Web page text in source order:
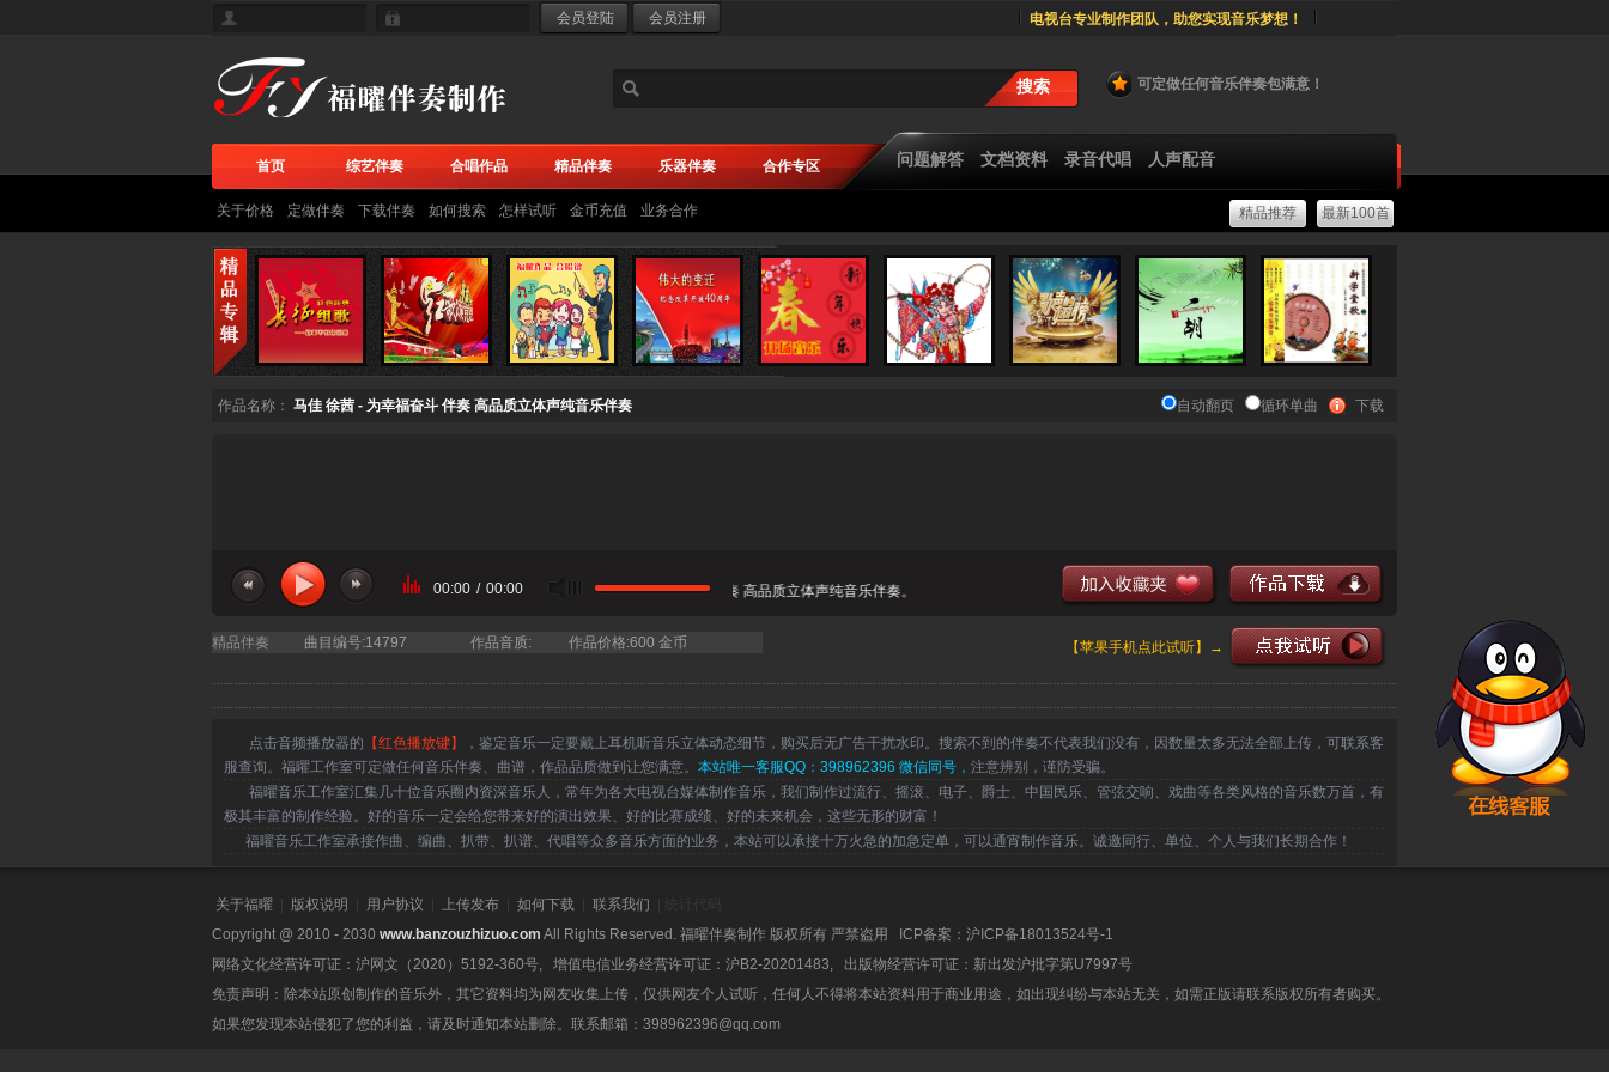
电视台专业制作团队，助您实现音乐梦想！
可定做任何音乐伴奏包满意！
首页 综艺伴奏 合唱作品 精品伴奏 乐器伴奏 合作专区 问题解答 文档资料 录音代唱 人声配音
精品推荐 最新100首
关于价格 定做伴奏 下载伴奏 如何搜索 怎样试听 金币充值 业务合作
自动翻页 循环单曲 下载
作品名称： 马佳 徐茜 - 为幸福奋斗 伴奏 高品质立体声纯音乐伴奏
当前曲目：马佳 徐茜 - 为幸福奋斗 伴奏 高品质立体声纯音乐伴奏。
00:00 / 00:00
精品伴奏 曲目编号:14797 作品音质: 作品价格:600 金币 【苹果手机点此试听】→
点击音频播放器的 【红色播放键】
，鉴定音乐一定要戴上耳机听音乐立体动态细节，购买后无广告干扰水印。搜索不到的伴奏不代表我们没有，因数量太多无法全部上传，可联系客
服查询。福曜工作室可定做任何音乐伴奏、曲谱，作品品质做到让您满意。 本站唯一客服QQ：398962396 微信同号， 注意辨别，谨防受骗。
福曜音乐工作室汇集几十位音乐圈内资深音乐人，常年为各大电视台媒体制作音乐，我们制作过流行、摇滚、电子、爵士、中国民乐、管弦交响、戏曲等各类风格的音乐数万首，有
极其丰富的制作经验。好的音乐一定会给您带来好的演出效果、好的比赛成绩、好的未来机会，这些无形的财富！
福曜音乐工作室承接作曲、编曲、扒带、扒谱、代唱等众多音乐方面的业务，本站可以承接十万火急的加急定单，可以通宵制作音乐。诚邀同行、单位、个人与我们长期合作！
关于福曜 版权说明 用户协议 上传发布 如何下载 联系我们
Copyright @ 2010 - 2030 www.banzouzhizuo.com All Rights Reserved. 福曜伴奏制作 版权所有 严禁盗用 ICP备案： 沪ICP备18013524号-1
网络文化经营许可证：沪网文（2020）5192-360号, 增值电信业务经营许可证：沪B2-20201483, 出版物经营许可证：新出发沪批字第U7997号
免责声明：除本站原创制作的音乐外，其它资料均为网友收集上传，仅供网友个人试听，任何人不得将本站资料用于商业用途，如出现纠纷与本站无关，如需正版请联系版权所有者购买。
如果您发现本站侵犯了您的利益，请及时通知本站删除。联系邮箱：398962396@qq.com